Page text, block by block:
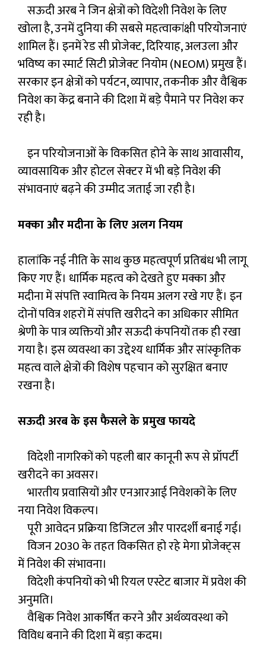
सऊदी अरब ने जिन क्षेत्रों को विदेशी निवेश के लिए
खोला है, उनमें दुनिया की सबसे महत्वाकांक्षी परियोजनाएं
शामिल हैं। इनमें रेड सी प्रोजेक्ट, दिरियाह, अलउला और
भविष्य का स्मार्ट सिटी प्रोजेक्ट नियोम (NEOM) प्रमुख हैं।
सरकार इन क्षेत्रों को पर्यटन, व्यापार, तकनीक और वैश्विक
निवेश का केंद्र बनाने की दिशा में बड़े पैमाने पर निवेश कर
रही है।
इन परियोजनाओं के विकसित होने के साथ आवासीय,
व्यावसायिक और होटल सेक्टर में भी बड़े निवेश की
संभावनाएं बढ़ने की उम्मीद जताई जा रही है।
मक्का और मदीना के लिए अलग नियम
हालांकि नई नीति के साथ कुछ महत्वपूर्ण प्रतिबंध भी लागू
किए गए हैं। धार्मिक महत्व को देखते हुए मक्का और
मदीना में संपत्ति स्वामित्व के नियम अलग रखे गए हैं। इन
दोनों पवित्र शहरों में संपत्ति खरीदने का अधिकार सीमित
श्रेणी के पात्र व्यक्तियों और सऊदी कंपनियों तक ही रखा
गया है। इस व्यवस्था का उद्देश्य धार्मिक और सांस्कृतिक
महत्व वाले क्षेत्रों की विशेष पहचान को सुरक्षित बनाए
रखना है।
सऊदी अरब के इस फैसले के प्रमुख फायदे
विदेशी नागरिकों को पहली बार कानूनी रूप से प्रॉपर्टी
खरीदने का अवसर।
भारतीय प्रवासियों और एनआरआई निवेशकों के लिए
नया निवेश विकल्प।
पूरी आवेदन प्रक्रिया डिजिटल और पारदर्शी बनाई गई।
विजन 2030 के तहत विकसित हो रहे मेगा प्रोजेक्ट्स
में निवेश की संभावना।
विदेशी कंपनियों को भी रियल एस्टेट बाजार में प्रवेश की
अनुमति।
वैश्विक निवेश आकर्षित करने और अर्थव्यवस्था को
विविध बनाने की दिशा में बड़ा कदम।